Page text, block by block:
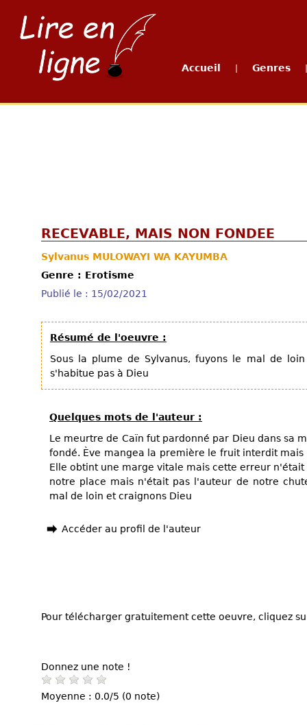
Accueil Genres
RECEVABLE, MAIS NON FONDEE
Sylvanus MULOWAYI WA KAYUMBA
Genre : Erotisme
Publié le : 15/02/2021
Résumé de l'oeuvre :
Sous la plume de Sylvanus, fuyons le mal de
s'habitue pas à Dieu
Quelques mots de l'auteur :
Le meurtre de Caïn fut pardonné par Dieu dans sa
fondé. Ève mangea la première le fruit interdit
Elle obtint une marge vitale mais cette erreur n'était
notre place mais n'était pas l'auteur de notre
mal de loin et craignons Dieu
Accéder au profil de l'auteur
Pour télécharger gratuitement cette oeuvre, cliquez
Donnez une note !
Moyenne : 0.0/5 (0 note)